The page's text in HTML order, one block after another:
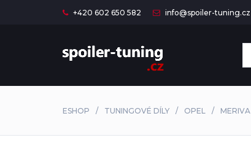
+420 602 650 582 info@spoiler-tuning.cz
ESHOP TUNINGOVÉ DÍLY OPEL MERIVA